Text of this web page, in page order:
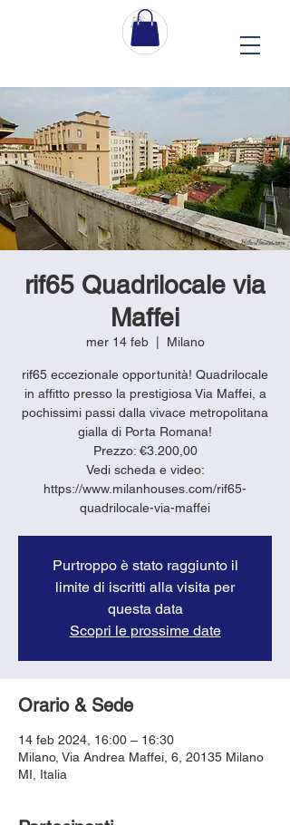
rif65 Quadrilocale via
Maffei
mer 14 feb
  |
Milano
rif65 eccezionale opportunità! Quadrilocale
in affitto presso la prestigiosa Via Maffei, a
pochissimi passi dalla vivace metropolitana
gialla di Porta Romana!
Prezzo: €3.200,00
Vedi scheda e video:
https://www.milanhouses.com/rif65-
quadrilocale-via-maffei
Purtroppo è stato raggiunto il
limite di iscritti alla visita per
questa data
Scopri le prossime date
Orario & Sede
14 feb 2024, 16:00 – 16:30
Milano, Via Andrea Maffei, 6, 20135 Milano
MI, Italia